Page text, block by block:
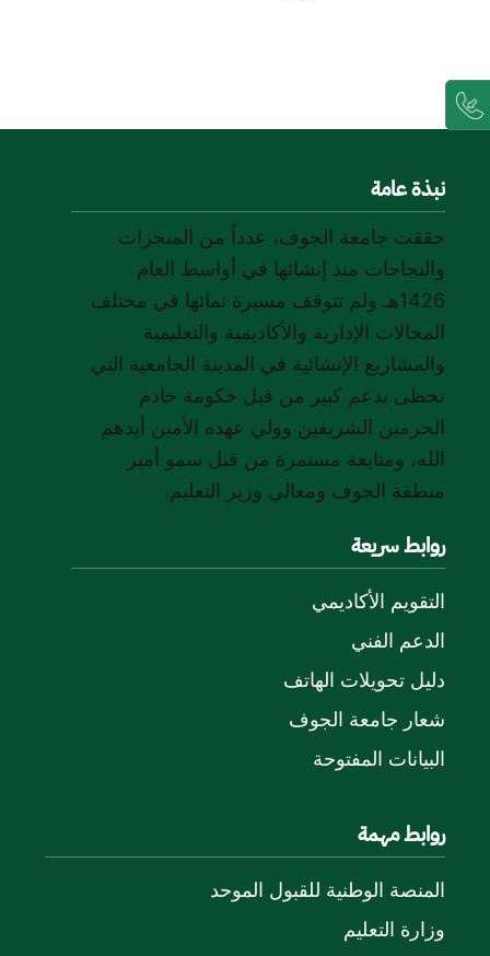
نبذة عامة
حققت جامعة الجوف، عدداً من المنجزات
والنجاحات منذ إنشائها في أواسط العام
1426هـ ولم تتوقف مسيرة نمائها في مختلف
المجالات الإدارية والأكاديمية والتعليمية
والمشاريع الإنشائية في المدينة الجامعية التي
تحظى بدعم كبير من قبل حكومة خادم
الحرمين الشريفين وولي عهده الأمين أيدهم
الله، ومتابعة مستمرة من قبل سمو أمير
منطقة الجوف ومعالي وزير التعليم.
روابط سريعة
التقويم الأكاديمي
الدعم الفني
دليل تحويلات الهاتف
شعار جامعة الجوف
البيانات المفتوحة
روابط مهمة
المنصة الوطنية للقبول الموحد
وزارة التعليم